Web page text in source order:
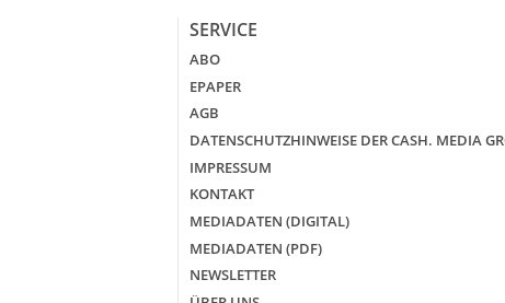
SERVICE
ABO
EPAPER
AGB
DATENSCHUTZHINWEISE DER CASH. MEDIA
IMPRESSUM
KONTAKT
MEDIADATEN (DIGITAL)
MEDIADATEN (PDF)
NEWSLETTER